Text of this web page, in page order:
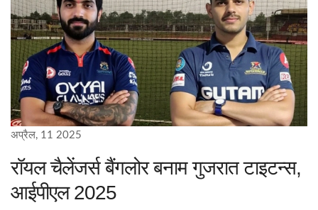
अप्रैल, 11 2025
रॉयल चैलेंजर्स बैंगलोर बनाम गुजरात टाइटन्स,
आईपीएल 2025